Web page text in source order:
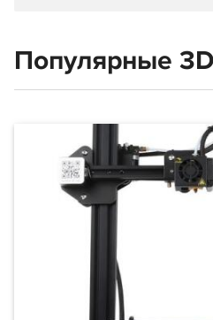
Популярные